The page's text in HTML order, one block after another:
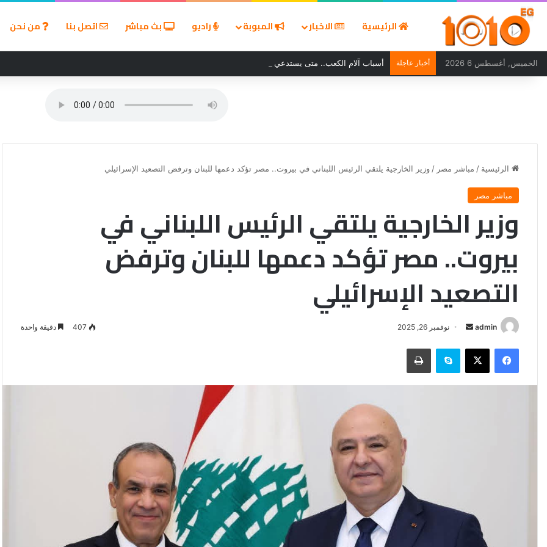
الرئيسية الاخبار المبوبة راديو بث مباشر اتصل بنا من نحن
الخميس, أغسطس 6 2026 أخبار عاجلة أسباب آلام الكعب.. متى يستدعي الألم زيارة الطبيب؟
الرئيسية / مباشر مصر / وزير الخارجية يلتقي الرئيس اللبناني في بيروت.. مصر تؤكد دعمها للبنان وترفض التصعيد الإسرائيلي
مباشر مصر
وزير الخارجية يلتقي الرئيس اللبناني في
بيروت.. مصر تؤكد دعمها للبنان وترفض
التصعيد الإسرائيلي
admin
أرسل
إلكترونيا
نوفمبر 26, 2025 407 دقيقة واحدة
فيسبوك ‫X سكايب طباعة